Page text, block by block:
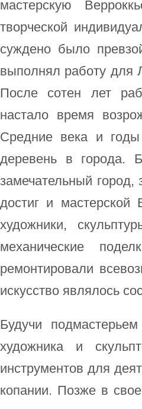
мастерскую
творческой
суждено было
выполнял работу для
После сотен лет
настало время
Средние века и
деревень в города.
замечательный
достиг и мастерской
художники,
механические
ремонтировали
искусство являлось
Будучи
художника и
инструментов для
копании. Позже в